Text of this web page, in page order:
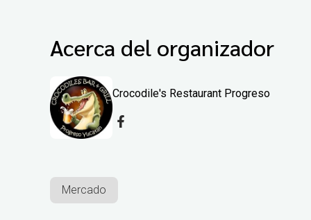
Acerca del organizador
Crocodile's Restaurant Progreso
Mercado